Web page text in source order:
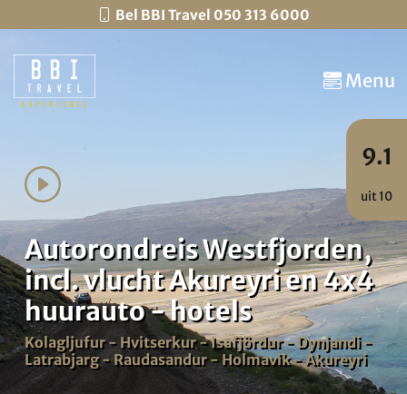
Bel BBI Travel 050 313 6000
Menu
9.1
uit 10
Autorondreis Westfjorden,
incl. vlucht Akureyri en 4x4
huurauto - hotels
Kolagljufur - Hvitserkur - Isafjördur - Dynjandi -
Latrabjarg - Raudasandur - Holmavik - Akureyri